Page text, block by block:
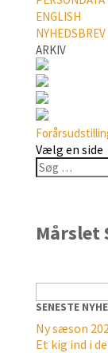
ENGLISH
NYHEDSBREV
ARKIV
Vælg en side
Mårslet
efter:
SENESTE
Ny sæson
Et kig ind i